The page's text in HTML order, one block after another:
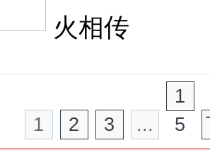
火相传
1 2 3 ...
1
5